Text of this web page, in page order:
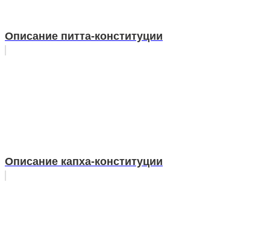
Описание питта-конституции
Описание капха-конституции